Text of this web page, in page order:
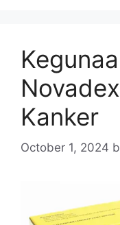
Kanker
October 1, 2024